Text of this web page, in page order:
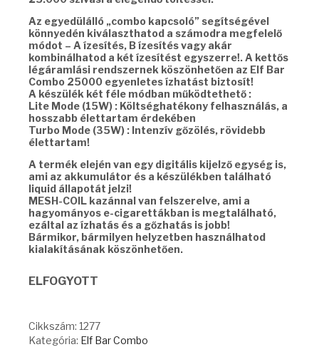
Az egyedülálló „combo kapcsoló” segítségével
könnyedén kiválaszthatod a számodra megfelelő
módot – A ízesítés, B ízesítés vagy akár
kombinálhatod a két ízesítést egyszerre!. A kettős
légáramlási rendszernek köszönhetően az Elf Bar
Combo 25000 egyenletes ízhatást biztosít!
A készülék két féle módban működtethető :
Lite Mode (15W) : Költséghatékony felhasználás, a
hosszabb élettartam érdekében
Turbo Mode (35W) : Intenzív gőzölés, rövidebb
élettartam!
A termék elején van egy digitális kijelző egység is,
ami az akkumulátor és a készülékben található
liquid állapotát jelzi!
MESH-COIL kazánnal van felszerelve, ami a
hagyományos e-cigarettákban is megtalálható,
ezáltal az ízhatás és a gőzhatás is jobb!
Bármikor, bármilyen helyzetben használhatod
kialakításának köszönhetően.
ELFOGYOTT
Cikkszám: 1277
Kategória: Elf Bar Combo